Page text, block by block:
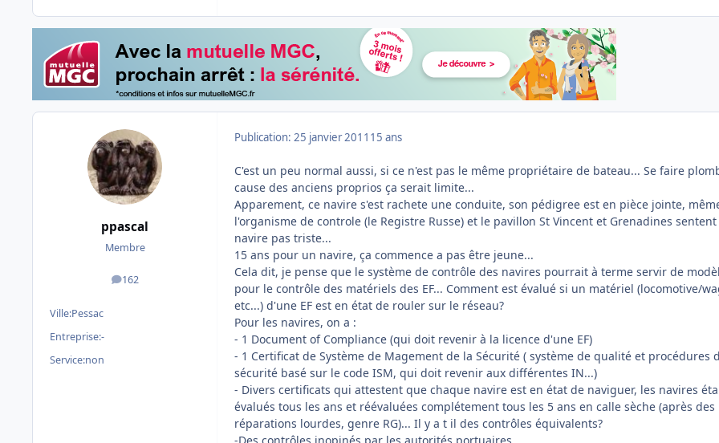
ppascal
Membre
162
messages
Ville:Pessac
Entreprise:-
Service:non
Publication: 25 janvier 2011 15 ans
C'est un peu normal aussi, si ce n'est pas le même propriétaire de bateau... Se faire
cause des anciens proprios ça serait limite...
Apparement, ce navire s'est rachete une conduite, son pédigree est en pièce jointe,
l'organisme de controle (le Registre Russe) et le pavillon St Vincent et Grenadines
navire pas triste...
15 ans pour un navire, ça commence a pas être jeune...
Cela dit, je pense que le système de contrôle des navires pourrait à terme servir de
pour le contrôle des matériels des EF... Comment est évalué si un matériel (locomotive/
etc...) d'une EF est en état de rouler sur le réseau?
Pour les navires, on a :
- 1 Document of Compliance (qui doit revenir à la licence d'une EF)
- 1 Certificat de Système de Magement de la Sécurité ( système de qualité et procédures
sécurité basé sur le code ISM, qui doit revenir aux différentes IN...)
- Divers certificats qui attestent que chaque navire est en état de naviguer, les navires
évalués tous les ans et réévaluées complétement tous les 5 ans en calle sèche (après des
réparations lourdes, genre RG)... Il y a t il des contrôles équivalents?